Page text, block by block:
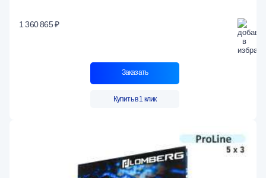
1 360 865 ₽
Заказать
Купить в 1 клик